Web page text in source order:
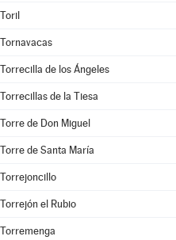
Toril
Tornavacas
Torrecilla de los Ángeles
Torrecillas de la Tiesa
Torre de Don Miguel
Torre de Santa María
Torrejoncillo
Torrejón el Rubio
Torremenga